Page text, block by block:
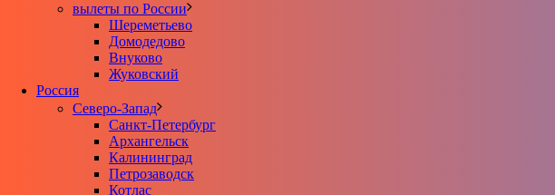
вылеты по России
Шереметьево
Домодедово
Внуково
Жуковский
Россия
Северо-Запад
Санкт-Петербург
Архангельск
Калининград
Петрозаводск
Котлас